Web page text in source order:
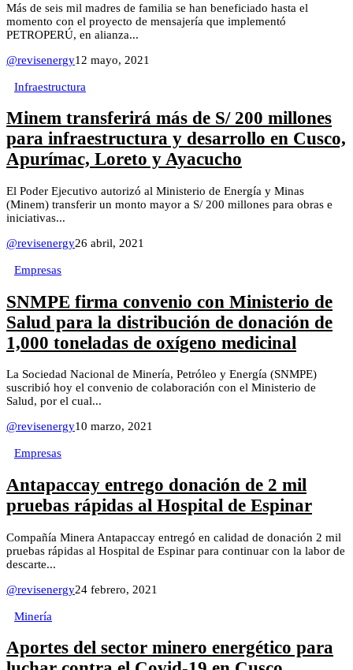
Más de seis mil madres de familia se han beneficiado hasta el
momento con el proyecto de mensajería que implementó
PETROPERÚ, en alianza...
@revisenergy12 mayo, 2021
Infraestructura
Minem transferirá más de S/ 200 millones
para infraestructura y desarrollo en Cusco,
Apurímac, Loreto y Ayacucho
El Poder Ejecutivo autorizó al Ministerio de Energía y Minas
(Minem) transferir un monto mayor a S/ 200 millones para obras e
iniciativas...
@revisenergy26 abril, 2021
Empresas
SNMPE firma convenio con Ministerio de
Salud para la distribución de donación de
1,000 toneladas de oxígeno medicinal
La Sociedad Nacional de Minería, Petróleo y Energía (SNMPE)
suscribió hoy el convenio de colaboración con el Ministerio de
Salud, por el cual...
@revisenergy10 marzo, 2021
Empresas
Antapaccay entrego donación de 2 mil
pruebas rápidas al Hospital de Espinar
Compañía Minera Antapaccay entregó en calidad de donación 2 mil
pruebas rápidas al Hospital de Espinar para continuar con la labor de
descarte...
@revisenergy24 febrero, 2021
Minería
Aportes del sector minero energético para